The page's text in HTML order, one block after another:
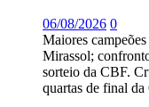
06/08/2026 0
Maiores
Mirassol;
sorteio da CBF.
quartas de final